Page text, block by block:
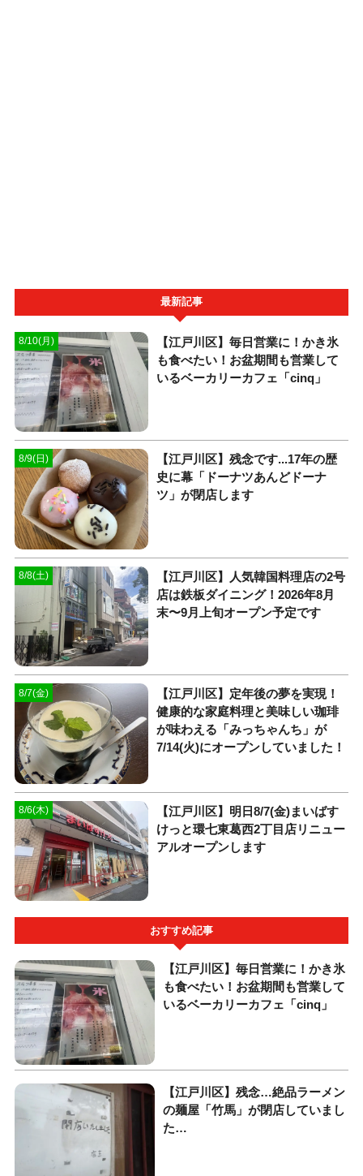
最新記事
8/10(月)
【江戸川区】毎日営業に！かき氷
も食べたい！お盆期間も営業して
いるベーカリーカフェ「cinq」
8/9(日)
【江戸川区】残念です...17年の歴
史に幕「ドーナツあんどドーナ
ツ」が閉店します
8/8(土)
【江戸川区】人気韓国料理店の2号
店は鉄板ダイニング！2026年8月
末〜9月上旬オープン予定です
8/7(金)
【江戸川区】定年後の夢を実現！
健康的な家庭料理と美味しい珈琲
が味わえる「みっちゃんち」が
7/14(火)にオープンしていました！
8/6(木)
【江戸川区】明日8/7(金)まいばす
けっと環七東葛西2丁目店リニュー
アルオープンします
おすすめ記事
【江戸川区】毎日営業に！かき氷
も食べたい！お盆期間も営業して
いるベーカリーカフェ「cinq」
【江戸川区】残念…絶品ラーメン
の麺屋「竹馬」が閉店していまし
た…